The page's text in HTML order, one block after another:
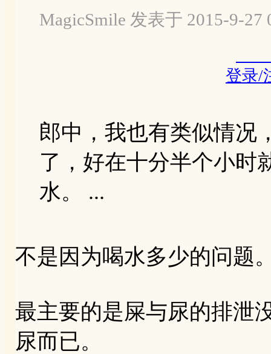
MagicSmile 发表于 2015-9-27
登录/
郎中，我也有类似情况
了，好在十分半个小时
水。 ...
不是因为喝水多少的问题
最主要的是屎与尿的排泄
尿而已。